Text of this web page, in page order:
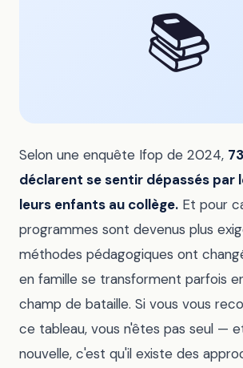
📚
Selon une enquête Ifop de 2024,
déclarent se sentir dépassés par
leurs enfants au collège. Et pour
programmes sont devenus plus
méthodes pédagogiques ont
en famille se transforment parfois
champ de bataille. Si vous vous
ce tableau, vous n'êtes pas seul —
nouvelle, c'est qu'il existe des